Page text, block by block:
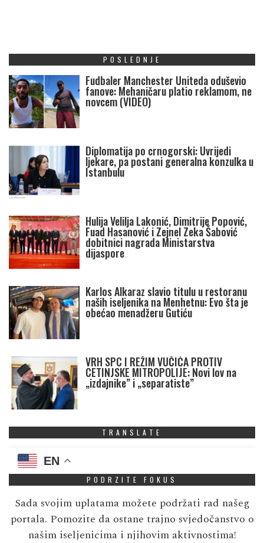
POSLEDNJE
Fudbaler Manchester Uniteda oduševio
fanove: Mehaničaru platio reklamom, ne
novcem (VIDEO)
Diplomatija po crnogorski: Uvrijedi
ljekare, pa postani generalna konzulka u
Istanbulu
Hulija Velilja Lakonić, Dimitrije Popović,
Fuad Hasanović i Zejnel Zeka Šabović
dobitnici nagrada Ministarstva
dijaspore
Karlos Alkaraz slavio titulu u restoranu
naših iseljenika na Menhetnu: Evo šta je
obećao menadžeru Gutiću
VRH SPC I REŽIM VUČIĆA PROTIV
CETINJSKE MITROPOLIJE: Novi lov na
„izdajnike” i „separatiste”
TRANSLATE
EN
PODRZITE FOKUS
Sada svojim uplatama možete podržati rad našeg
portala. Pomozite da ostane trajno svjedočanstvo o
našim iseljenicima i njihovim aktivnostima!